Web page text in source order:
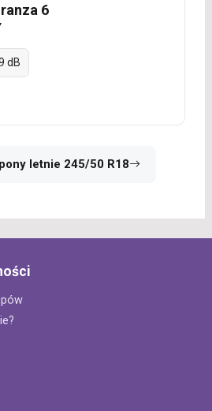
6
dB
letnie 245/50 R18